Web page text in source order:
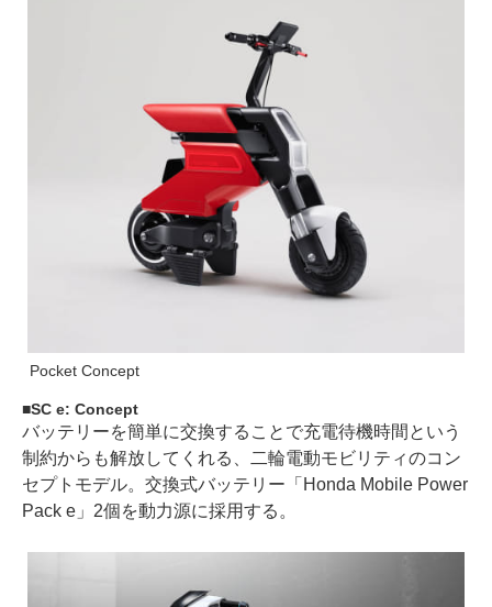
Pocket Concept
SC e: Concept
バッテリーを簡単に交換することで充電待機時間という
制約からも解放してくれる、二輪電動モビリティのコン
セプトモデル。交換式バッテリー「Honda Mobile Power
Pack e」2個を動力源に採用する。